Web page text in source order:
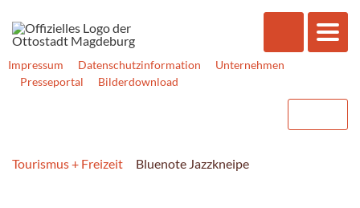
Impressum Datenschutzinformation
Unternehmen
Presseportal
Bilderdownload
Tourismus + Freizeit Bluenote Jazzkneipe